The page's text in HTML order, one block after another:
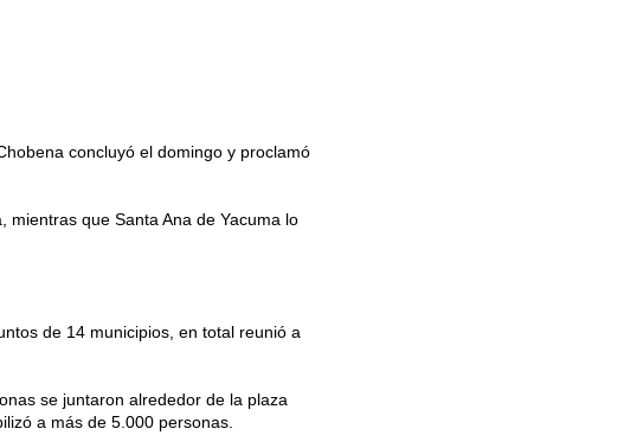
concluyó el domingo y proclamó
mientras que Santa Ana de Yacuma lo
de 14 municipios, en total reunió a
se juntaron alrededor de la plaza
a más de 5.000 personas.